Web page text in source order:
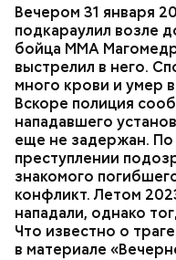
Вечером 31 января
подкараулил возле
бойца ММА
выстрелил в него.
много крови и умер
Вскоре полиция
нападавшего
еще не задержан.
преступлении
знакомого
конфликт. Летом
нападали, однако
Что известно о
в материале
Очевидцы трагедии
помощь, однако
пострадавший умер
СПОРТ
РЕСПУБЛИКА